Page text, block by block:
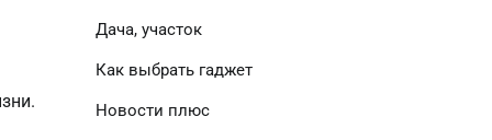
Дача, участок
Как выбрать гаджет
Новости плюс